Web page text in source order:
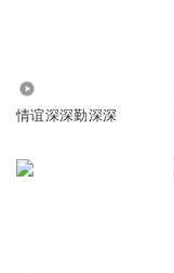
情谊深深勤深深